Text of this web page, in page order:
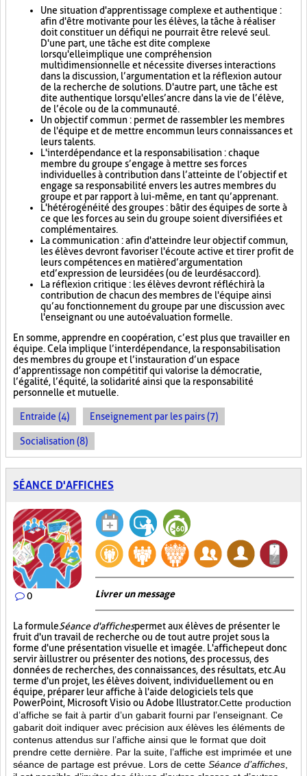
Une situation d'apprentissage complexe et authentique :
afin d'être motivante pour les élèves, la tâche à réaliser
doit constituer un défi qui ne pourrait être relevé seul.
D'une part, une tâche est dite complexe
lorsqu'elle implique une compréhension
multidimensionnelle et nécessite diverses interactions
dans la discussion, l’argumentation et la réflexion autour
de la recherche de solutions. D'autre part, une tâche est
dite authentique lorsqu'elle s’ancre dans la vie de l’élève,
de l’école ou de la communauté.
Un objectif commun : permet de rassembler les membres
de l'équipe et de mettre en commun leurs connaissances et
leurs talents.
L'interdépendance et la responsabilisation : chaque
membre du groupe s’engage à mettre ses forces
individuelles à contribution dans l’atteinte de l’objectif et
engage sa responsabilité envers les autres membres du
groupe et par rapport à lui-même, en tant qu’apprenant.
L'hétérogénéité des groupes : bâtir des équipes de sorte à
ce que les forces au sein du groupe soient diversifiées et
complémentaires.
La communication : afin d'atteindre leur objectif commun,
les élèves devront favoriser l'écoute active et tirer profit de
leurs compétences en matière d’argumentation
et d’expression de leurs idées (ou de leur désaccord).
La réflexion critique : les élèves devront réfléchir à la
contribution de chacun des membres de l'équipe ainsi
qu’au fonctionnement du groupe par une discussion avec
l'enseignant ou une autoévaluation formelle.
En somme, apprendre en coopération, c’est plus que travailler en
équipe. Cela implique l’interdépendance, la responsabilisation
des membres du groupe et l’instauration d’un espace
d’apprentissage non compétitif qui valorise la démocratie,
l’égalité, l’équité, la solidarité ainsi que la responsabilité
personnelle et mutuelle.
Entraide (4) Enseignement par les pairs (7)
Socialisation (8)
SÉANCE D'AFFICHES
0 Livrer un message
La formuleSéance d'affichespermet aux élèves de présenter le
fruit d'un travail de recherche ou de tout autre projet sous la
forme d'une présentation visuelle et imagée. L'affichepeut donc
servir à illustrer ou présenter des notions, des processus, des
données de recherches, des connaissances, des résultats, etc. Au
terme d'un projet, les élèves doivent, individuellement ou en
équipe, préparer leur affiche à l'aide de logiciels tels que
PowerPoint, Microsoft Visio ou Adobe Illustrator.Cette production
d’affiche se fait à partir d’un gabarit fourni par l’enseignant. Ce
gabarit doit indiquer avec précision aux élèves les éléments de
contenus attendus sur l’affiche ainsi que le format que doit
prendre cette dernière. Par la suite, l’affiche est imprimée et une
séance de partage est prévue. Lors de cette Séance d’affiches